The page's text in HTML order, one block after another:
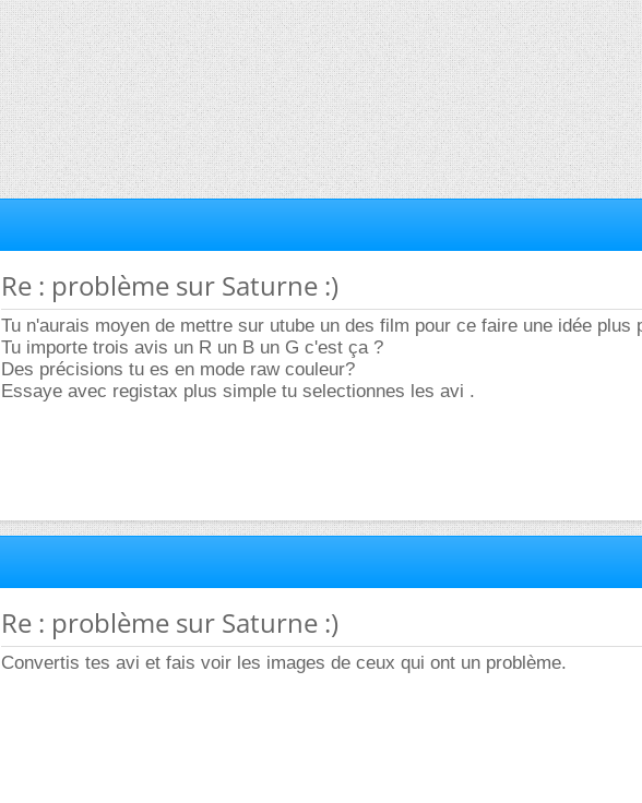
Re : problème sur Saturne :)
Tu n'aurais moyen de mettre sur utube un des film pour ce faire une idée plus
Tu importe trois avis un R un B un G c'est ça ?
Des précisions tu es en mode raw couleur?
Essaye avec registax plus simple tu selectionnes les avi .
Re : problème sur Saturne :)
Convertis tes avi et fais voir les images de ceux qui ont un problème.